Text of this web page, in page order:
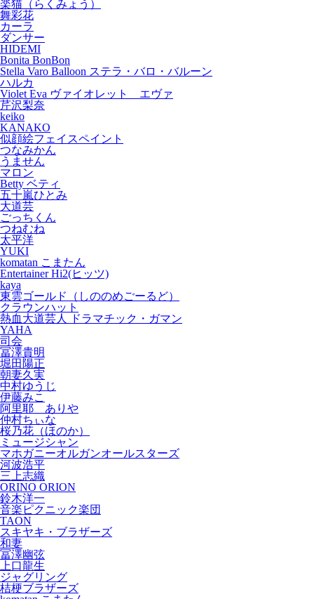
楽猫（らくみょう）
舞彩花
カーラ
ダンサー
HIDEMI
Bonita BonBon
Stella Varo Balloon ステラ・バロ・バルーン
ハルカ
Violet Eva ヴァイオレット エヴァ
芹沢梨奈
keiko
KANAKO
似顔絵フェイスペイント
つなみかん
うません
マロン
Betty ベティ
五十嵐ひとみ
大道芸
ごっちくん
つねむね
太平洋
YUKI
komatan こまたん
Entertainer Hi2(ヒッツ)
kaya
東雲ゴールド（しののめごーるど）
クラウンハット
熱血大道芸人 ドラマチック・ガマン
YAHA
司会
冨澤貴明
堀田陽正
朝妻久実
中村ゆうじ
伊藤みこ
阿里耶 ありや
仲村ちぃな
桜乃花（ほのか）
ミュージシャン
マホガニーオルガンオールスターズ
河波浩平
三上志織
ORINO ORION
鈴木洋一
音楽ピクニック楽団
TAON
スキヤキ・ブラザーズ
和妻
冨澤幽弦
上口龍生
ジャグリング
桔梗ブラザーズ